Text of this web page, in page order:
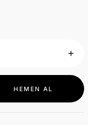
HEMEN AL